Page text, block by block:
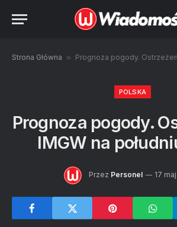
Strona Główna » Prognoza pogody. Ostrzeżenia
POLSKA
Prognoza pogody.
IMGW na
Przez Personel 17